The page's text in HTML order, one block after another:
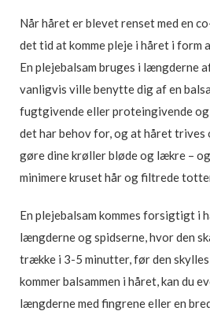
Når håret er blevet renset med en
det tid at komme pleje i håret i form
En plejebalsam bruges i længderne
vanligvis ville benytte dig af en
fugtgivende eller proteingivende
det har behov for, og at håret trives
gøre dine krøller bløde og lækre –
minimere kruset hår og filtrede
En plejebalsam kommes forsigtigt i
længderne og spidserne, hvor den
trække i 3-5 minutter, før den skylles
kommer balsammen i håret, kan du
længderne med fingrene eller en